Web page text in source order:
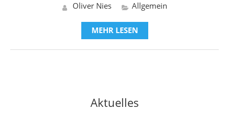
Oliver Nies Allgemein
MEHR LESEN
Aktuelles